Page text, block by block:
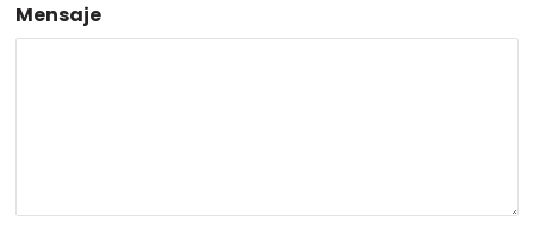
Mensaje